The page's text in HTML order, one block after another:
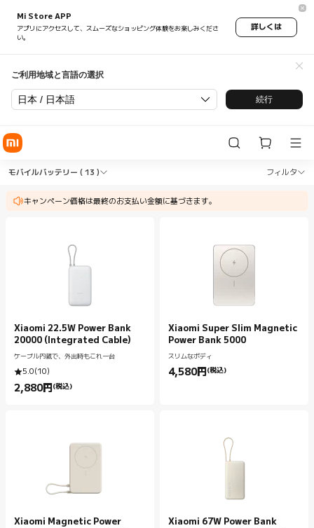
Mi Store APP
アプリにアクセスして、スムーズなショッピング体験をお楽しみくださ
い。
詳しくは
ご利用地域と言語の選択
日本 / 日本語 続行
Shop 充電機器 モバイルバッテ
モバイルバッテリー ( 13 ) フィルタ
キャンペーン価格は最終のお支払い金額に基づきます。
Shop 充電機器 モバイルバッテリー in
Xiaomi 22.5W Power Bank
20000 (Integrated Cable)
ケーブル内蔵で、外出時もこれ一台
5.0(10)
2,880円 (税込)
Current Price 円2880.00
Xiaomi Super Slim Magnetic
Power Bank 5000
スリムなボディ
4,580円 (税込)
Current Price 円4580.00
Xiaomi Magnetic Power
Xiaomi 67W Power Bank